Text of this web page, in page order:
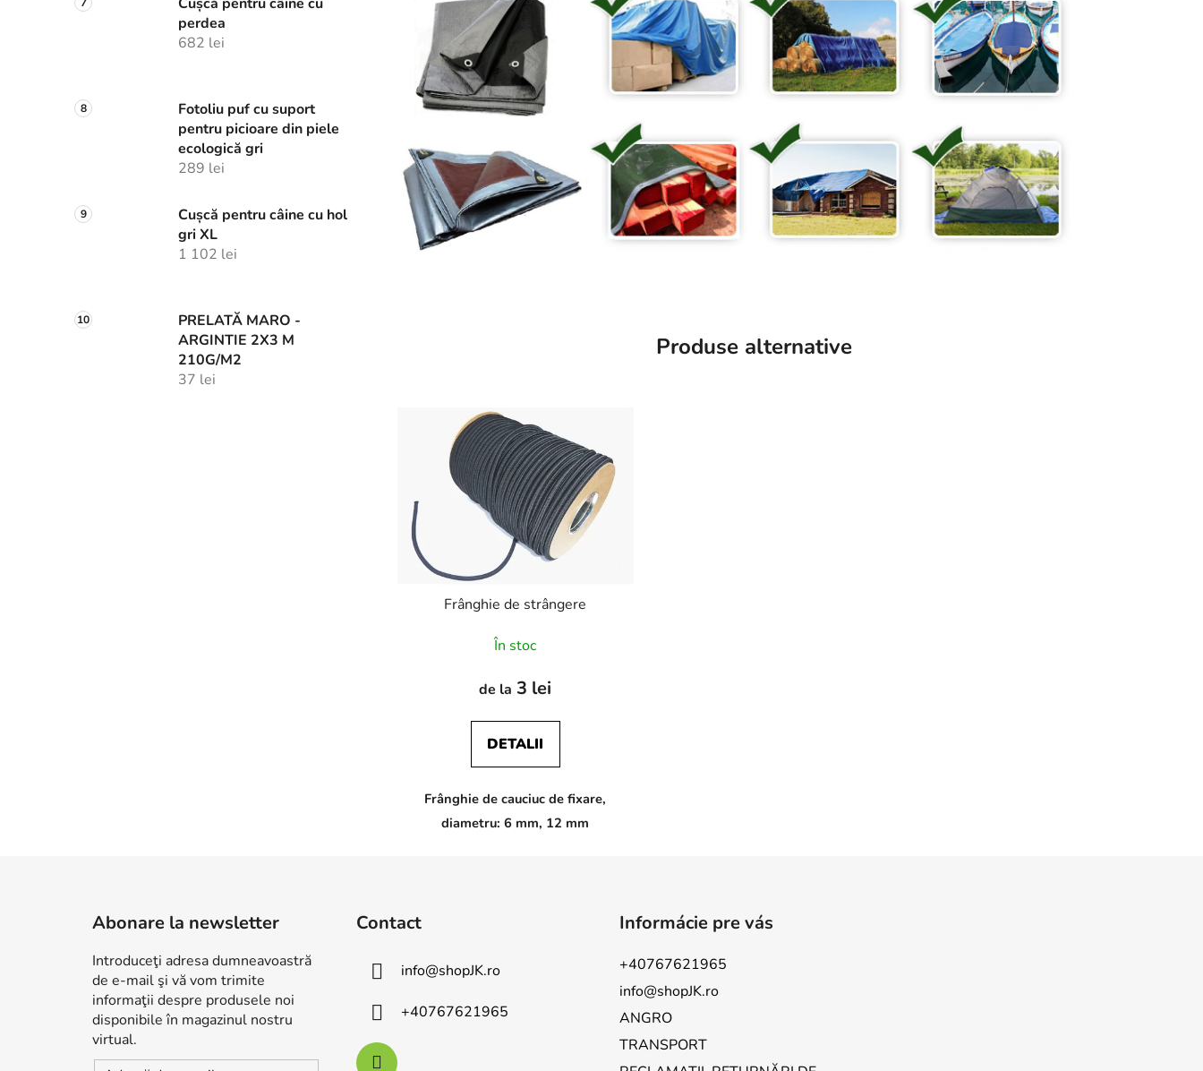
perdea
682 lei
Fotoliu puf cu suport
pentru picioare din piele
ecologică gri
289 lei
Cușcă pentru câine cu hol
gri XL
1 102 lei
PRELATĂ MARO -
ARGINTIE 2X3 M
210G/M2
37 lei
Produse alternative
Frânghie de strângere
În stoc
de la 3 lei
DETALII
Frânghie de cauciuc de fixare,
diametru: 6 mm, 12 mm
Abonare la newsletter
Introduceţi adresa dumneavoastră
de e-mail şi vă vom trimite
informaţii despre produsele noi
disponibile în magazinul nostru
virtual.
Contact
info@shopJK.ro
+40767621965
Informácie pre vás
+40767621965
info@shopJK.ro
ANGRO
TRANSPORT